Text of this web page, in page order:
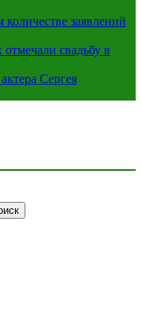
заявлений
свадьбу в
Сергея